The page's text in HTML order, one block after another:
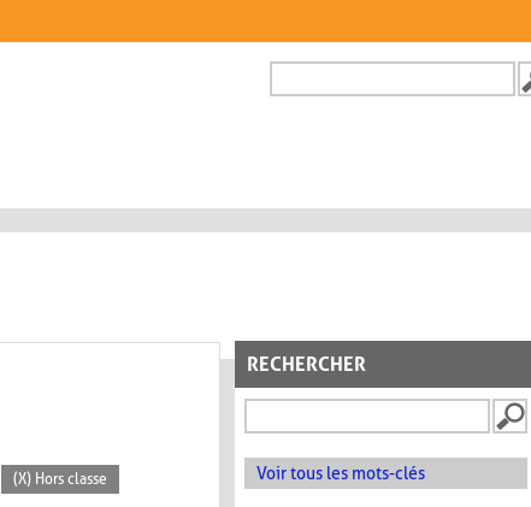
FORMULAIRE DE
RECHERCHER
Voir tous les mots-clés
(X) Hors classe